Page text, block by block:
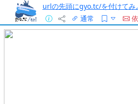
urlの先頭にgyo.tc/を付けてみ
通常